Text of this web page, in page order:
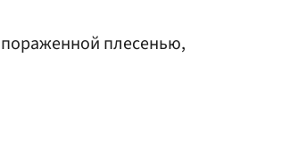
плесенью,